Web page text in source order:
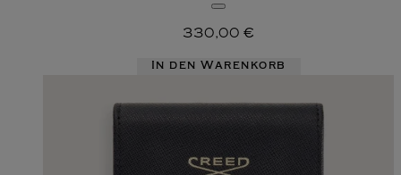
330,00 €
In den Warenkorb